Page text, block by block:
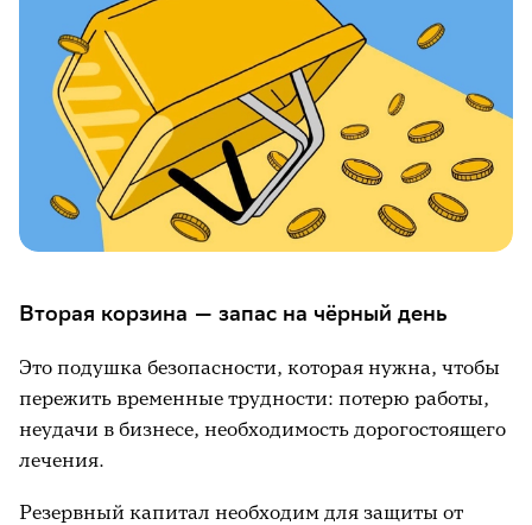
Вторая корзина — запас на чёрный день
Это подушка безопасности, которая нужна, чтобы
пережить временные трудности: потерю работы,
неудачи в бизнесе, необходимость дорогостоящего
лечения.
Резервный капитал необходим для защиты от